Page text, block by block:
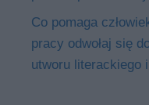
Co pomaga
pracy odwołaj się
utworu literackiego